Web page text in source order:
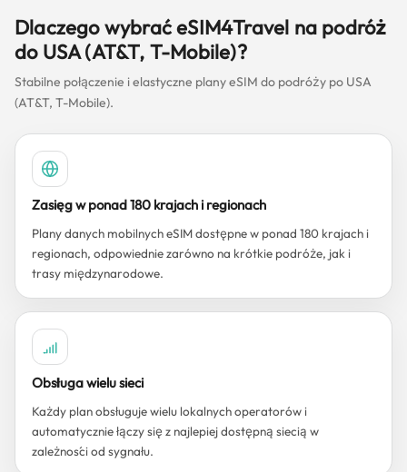
Dlaczego wybrać eSIM4Travel na podróż
do USA (AT&T, T-Mobile)?
Stabilne połączenie i elastyczne plany eSIM do podróży po USA
(AT&T, T-Mobile).
Zasięg w ponad 180 krajach i regionach
Plany danych mobilnych eSIM dostępne w ponad 180 krajach i
regionach, odpowiednie zarówno na krótkie podróże, jak i
trasy międzynarodowe.
Obsługa wielu sieci
Każdy plan obsługuje wielu lokalnych operatorów i
automatycznie łączy się z najlepiej dostępną siecią w
zależności od sygnału.